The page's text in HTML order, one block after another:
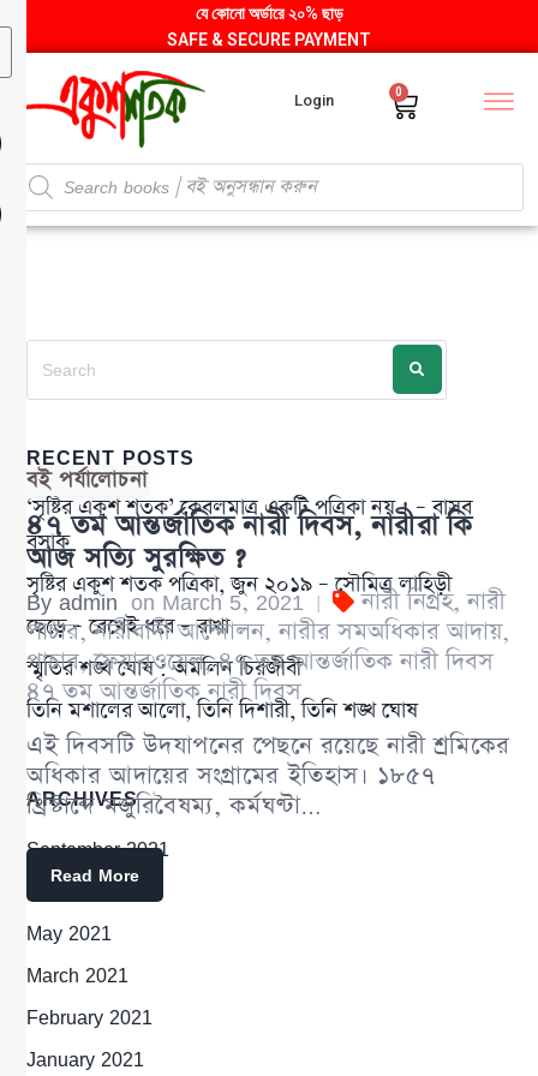
যে কোনো অর্ডারে ২০% ছাড়
SAFE & SECURE PAYMENT
Login 0
বই পর্যালোচনা
৪৭ তম আন্তর্জাতিক নারী দিবস, নারীরা কি
আজ সত্যি সুরক্ষিত ?
Byadmin onMarch 5, 2021 নারী নিগ্রহ,নারী
পাচার,নারীবাদী আন্দোলন,নারীর সমঅধিকার আদায়,
পাচার,ফেয়ারওয়েল,৪৭ তম আন্তর্জাতিক নারী দিবস
৪৭ তম আন্তর্জাতিক নারী দিবস
এই দিবসটি উদযাপনের পেছনে রয়েছে নারী শ্রমিকের
অধিকার আদায়ের সংগ্রামের ইতিহাস। ১৮৫৭
খ্রিস্টাব্দে মজুরিবৈষম্য, কর্মঘণ্টা…
Read More
RECENT POSTS
‘সৃষ্টির একুশ শতক’ কেবলমাত্র একটি পত্রিকা নয় ! – বাসব
বসাক
সৃষ্টির একুশ শতক পত্রিকা, জুন ২০১৯ – সৌমিত্র লাহিড়ী
ছেড়ে – রেখেই ধরে – রাখা
স্মৃতির শঙ্খ ঘোষ : অমলিন চিরজীবী
তিনি মশালের আলো, তিনি দিশারী, তিনি শঙ্খ ঘোষ
ARCHIVES
September 2021
June 2021
May 2021
March 2021
February 2021
January 2021